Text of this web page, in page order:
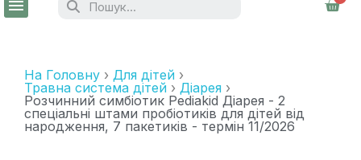
На Головну
Для дітей
Травна система дітей
Діарея
Розчинний симбіотик Pediakid Діарея - 2
спеціальні штами пробіотиків для дітей від
народження, 7 пакетиків - термін 11/2026